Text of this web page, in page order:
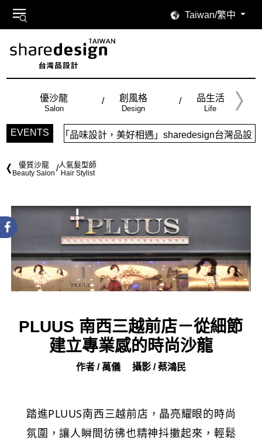
Taiwan/繁中
優沙龍
Salon
創風格
Design
品生活
Life
EVENTS
「品味設計，美好相遇」sharedesign台灣品設計，五大特
優質沙龍
Beauty Salon
人氣髮型師
Hair Stylist
PLUUS 南西三越前店－從細節
建立專業感的時尚沙龍
作者 / 萬儀 攝影 / 蔡鴻民
踏進PLUUS南西三越前店，晶亮耀眼的時尚
氛圍，讓人瞬間彷彿也精神抖擻起來，輕鬆